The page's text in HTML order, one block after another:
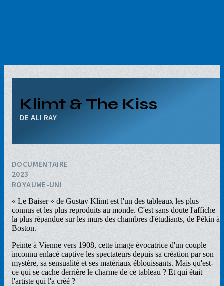
Klimt & The Kiss
ALI RAY
DOCUMENTAIRE
2023
ROYAUME-UNI
« Le Baiser » de Gustav Klimt est l'un des tableaux les plus
connus et les plus reproduits au monde. C'est sans doute l'affiche
la plus répandue sur les murs des chambres d'étudiants, de Pékin à
Boston.
Peinte à Vienne vers 1908, cette image évocatrice d'un couple
inconnu enlacé captive les spectateurs depuis sa création par son
mystère, sa sensualité et ses matériaux éblouissants. Mais qu'est-
ce qui se cache derrière le charme de ce tableau ? Et qui était
l'artiste qui l'a créé ?